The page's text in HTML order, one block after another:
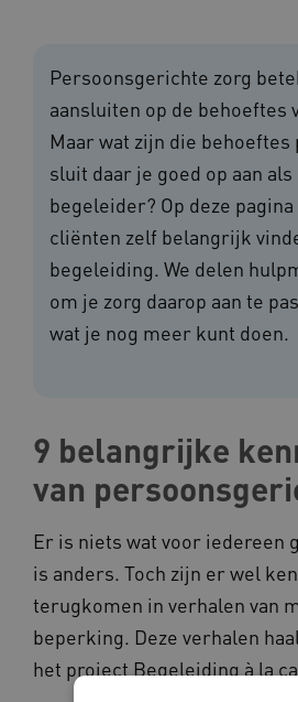
Persoonsgerichte zorg
aansluiten op de behoeftes
Maar wat zijn die behoeftes
sluit daar je goed op aan
begeleider? Op deze
cliënten zelf belangrijk
begeleiding. We delen
om je zorg daarop aan te
wat je nog meer kunt doen.
9 belangrijke
van
Er is niets wat voor iedereen
is anders. Toch zijn er wel
terugkomen in verhalen van
beperking. Deze verhalen
het project Begeleiding à la